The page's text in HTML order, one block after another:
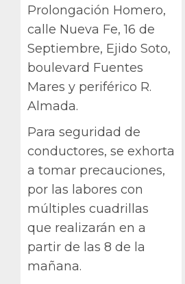
Prolongación Homero,
calle Nueva Fe, 16 de
Septiembre, Ejido Soto,
boulevard Fuentes
Mares y periférico R.
Almada.
Para seguridad de
conductores, se exhorta
a tomar precauciones,
por las labores con
múltiples cuadrillas
que realizarán en a
partir de las 8 de la
mañana.